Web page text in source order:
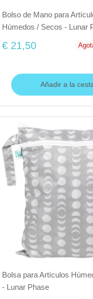
Bolso de Mano para
Húmedos / Secos - Lunar
€ 21,50
Añadir a la
Bolsa para Artículos
- Lunar Phase